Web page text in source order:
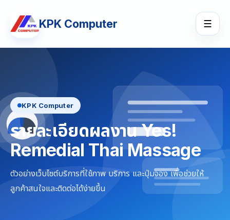
KPK Computer ☰
KPK Computer
รายละเอียดผลงาน Yes!
Remedial Thai Massage
ตัวอย่างเว็บไซต์บริการที่ใช้ภาพ บริการ และปุ่มจอง เพื่อช่วยให้
ลูกค้าสนใจและติดต่อได้ง่ายขึ้น